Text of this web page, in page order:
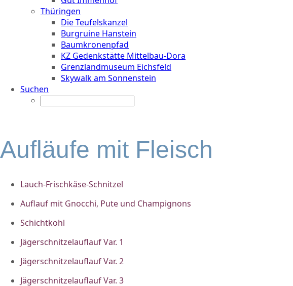
Thüringen
Die Teufelskanzel
Burgruine Hanstein
Baumkronenpfad
KZ Gedenkstätte Mittelbau-Dora
Grenzlandmuseum Eichsfeld
Skywalk am Sonnenstein
Suchen
Aufläufe mit Fleisch
Lauch-Frischkäse-Schnitzel
Auflauf mit Gnocchi, Pute und Champignons
Schichtkohl
Jägerschnitzelauflauf Var. 1
Jägerschnitzelauflauf Var. 2
Jägerschnitzelauflauf Var. 3